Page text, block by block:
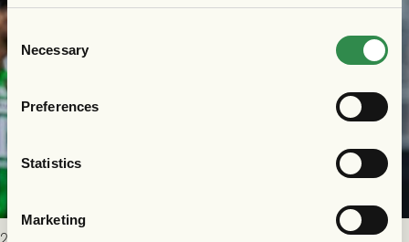
Consent
Selection
Necessary
Preferences
Statistics
Marketing